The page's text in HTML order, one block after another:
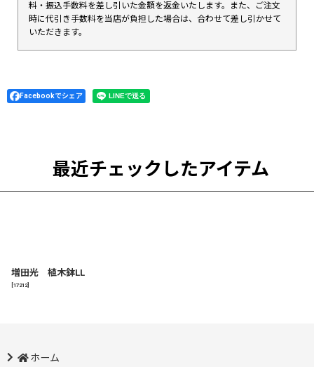
料・振込手数料を差し引いた金額を返金いたします。また、ご注文
時に代引き手数料を当店が負担した場合は、合わせて差し引かせて
いただきます。
Facebookでシェア
最近チェックしたアイテム
増田光 植木鉢LL
17212]
ホーム